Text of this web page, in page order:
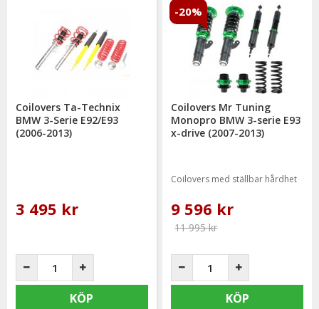
Coilovers Ta-Technix
BMW 3-Serie E92/E93
(2006-2013)
3 495 kr
KÖP
Coilovers Mr Tuning
Monopro BMW 3-serie E93
x-drive (2007-2013)
Coilovers med ställbar hårdhet
9 596 kr
11 995 kr
-20%
KÖP